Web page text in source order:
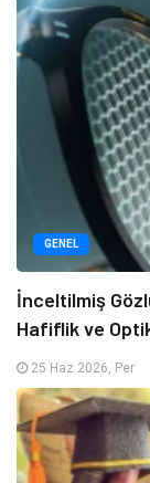
GENEL
İnceltilmiş
Hafiflik ve
25 Haz 2026, Per